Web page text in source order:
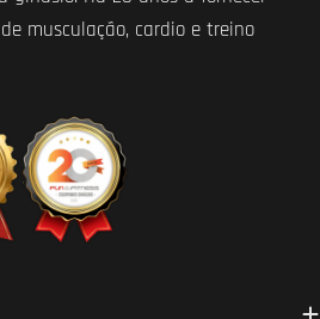
musculação, cardio e treino